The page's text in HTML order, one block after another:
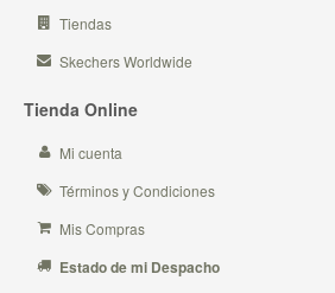
Tiendas
Skechers Worldwide
Tienda Online
Mi cuenta
Términos y Condiciones
Mis Compras
Estado de mi Despacho